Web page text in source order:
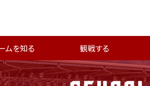
ムを知る 観戦する